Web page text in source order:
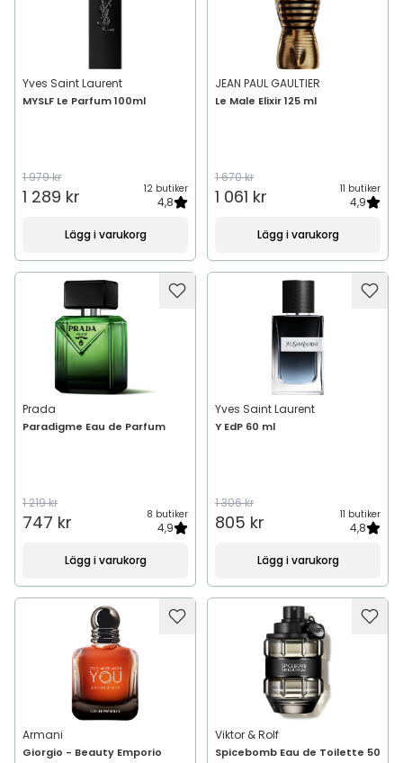
Yves Saint Laurent
MYSLF Le Parfum 100ml
1 979 kr
1 289 kr 12 butiker
4,8
Lägg i varukorg
JEAN PAUL GAULTIER
Le Male Elixir 125 ml
1 670 kr
1 061 kr 11 butiker
4,9
Lägg i varukorg
Prada
Paradigme Eau de Parfum
1 219 kr
747 kr 8 butiker
4,9
Lägg i varukorg
Yves Saint Laurent
Y EdP 60 ml
1 306 kr
805 kr 11 butiker
4,8
Lägg i varukorg
Armani
Giorgio - Beauty Emporio
Viktor & Rolf
Spicebomb Eau de Toilette 50